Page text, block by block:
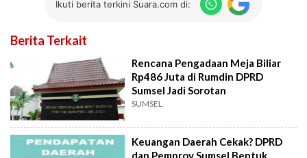
Ikuti berita terkini Suara.com di:
Berita Terkait
Rencana Pengadaan Meja Biliar
Rp486 Juta di Rumdin DPRD
Sumsel Jadi Sorotan
SUMSEL
Keuangan Daerah Cekak? DPRD
dan Pemprov Sumsel Bentuk